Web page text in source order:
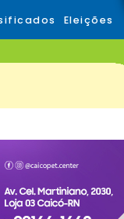
Eleições